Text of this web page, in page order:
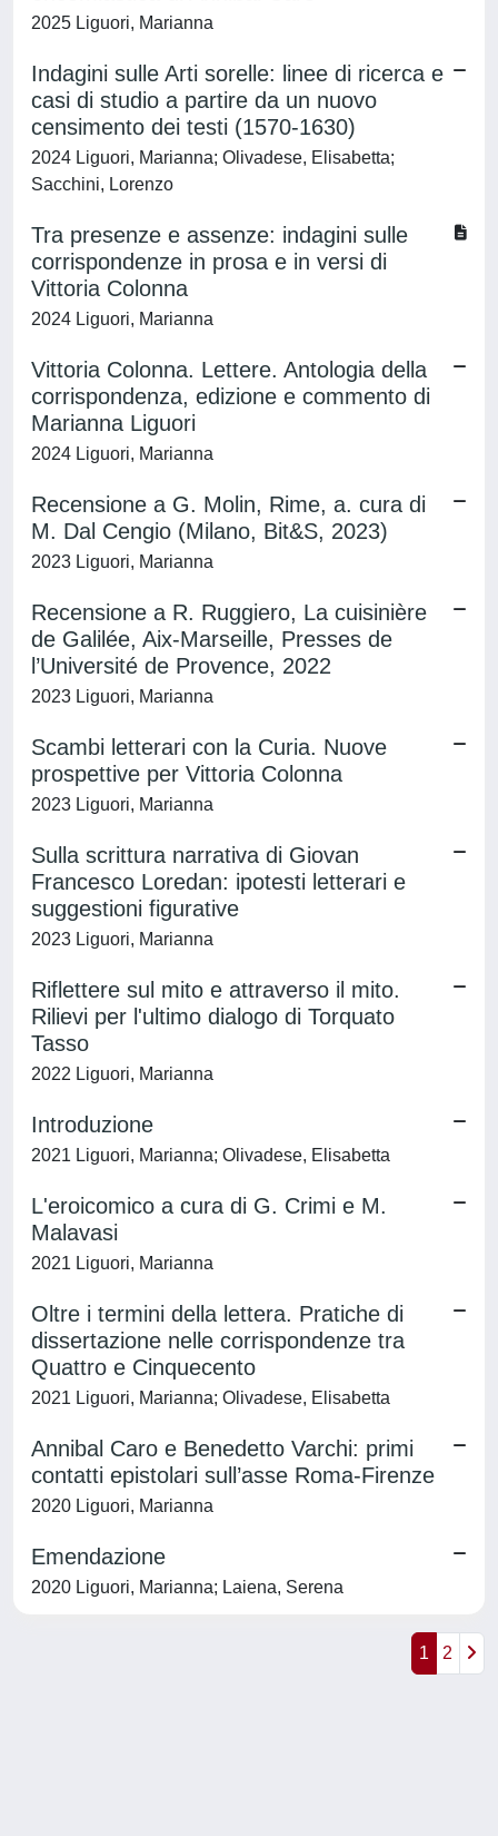
2025 Liguori, Marianna
Indagini sulle Arti sorelle: linee di ricerca e
casi di studio a partire da un nuovo
censimento dei testi (1570-1630)
2024 Liguori, Marianna; Olivadese, Elisabetta;
Sacchini, Lorenzo
Tra presenze e assenze: indagini sulle
corrispondenze in prosa e in versi di
Vittoria Colonna
2024 Liguori, Marianna
Vittoria Colonna. Lettere. Antologia della
corrispondenza, edizione e commento di
Marianna Liguori
2024 Liguori, Marianna
Recensione a G. Molin, Rime, a. cura di
M. Dal Cengio (Milano, Bit&S, 2023)
2023 Liguori, Marianna
Recensione a R. Ruggiero, La cuisinière
de Galilée, Aix-Marseille, Presses de
l’Université de Provence, 2022
2023 Liguori, Marianna
Scambi letterari con la Curia. Nuove
prospettive per Vittoria Colonna
2023 Liguori, Marianna
Sulla scrittura narrativa di Giovan
Francesco Loredan: ipotesti letterari e
suggestioni figurative
2023 Liguori, Marianna
Riflettere sul mito e attraverso il mito.
Rilievi per l'ultimo dialogo di Torquato
Tasso
2022 Liguori, Marianna
Introduzione
2021 Liguori, Marianna; Olivadese, Elisabetta
L'eroicomico a cura di G. Crimi e M.
Malavasi
2021 Liguori, Marianna
Oltre i termini della lettera. Pratiche di
dissertazione nelle corrispondenze tra
Quattro e Cinquecento
2021 Liguori, Marianna; Olivadese, Elisabetta
Annibal Caro e Benedetto Varchi: primi
contatti epistolari sull’asse Roma-Firenze
2020 Liguori, Marianna
Emendazione
2020 Liguori, Marianna; Laiena, Serena
1 2